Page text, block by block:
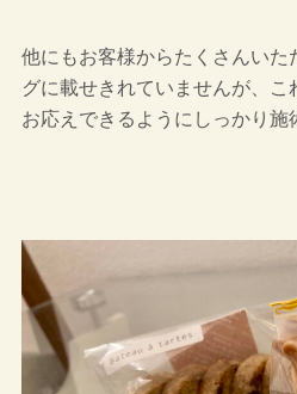
他にもお客様からたくさんいた
グに載せきれていませんが、こ
お応えできるようにしっかり施